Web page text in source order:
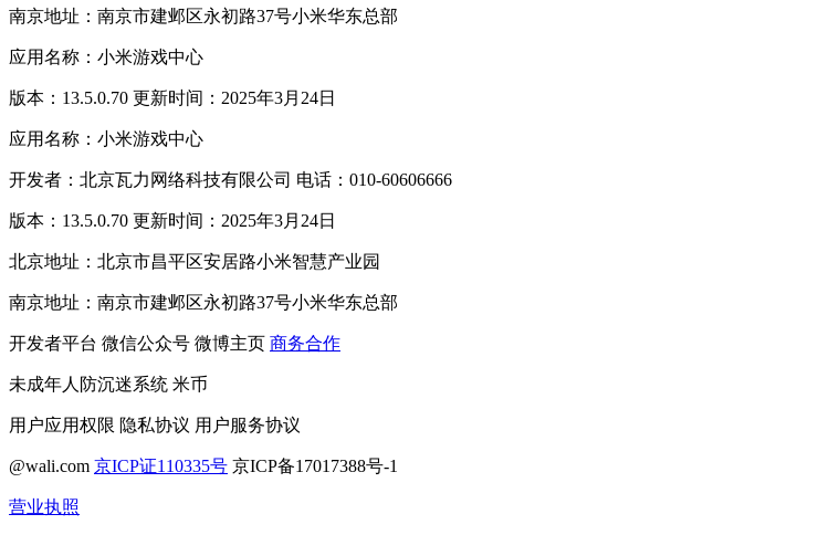
南京地址：南京市建邺区永初路37号小米华东总部
应用名称：小米游戏中心
版本：13.5.0.70 更新时间：2025年3月24日
应用名称：小米游戏中心
开发者：北京瓦力网络科技有限公司 电话：010-60606666
版本：13.5.0.70 更新时间：2025年3月24日
北京地址：北京市昌平区安居路小米智慧产业园
南京地址：南京市建邺区永初路37号小米华东总部
开发者平台 微信公众号 微博主页 商务合作
未成年人防沉迷系统 米币
用户应用权限 隐私协议 用户服务协议
@wali.com 京ICP证110335号 京ICP备17017388号-1
营业执照